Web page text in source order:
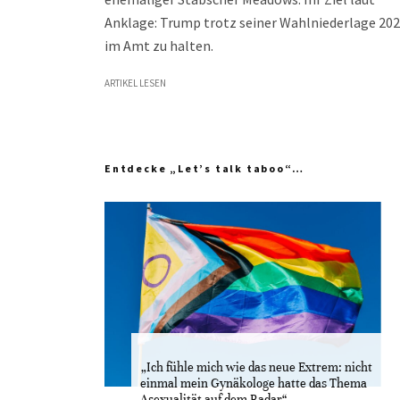
Anklage: Trump trotz seiner Wahlniederlage
im Amt zu halten.
ARTIKEL LESEN
Entdecke „Let’s talk taboo“…
„Ich fühle mich wie das neue Extrem: nicht
einmal mein Gynäkologe hatte das Thema